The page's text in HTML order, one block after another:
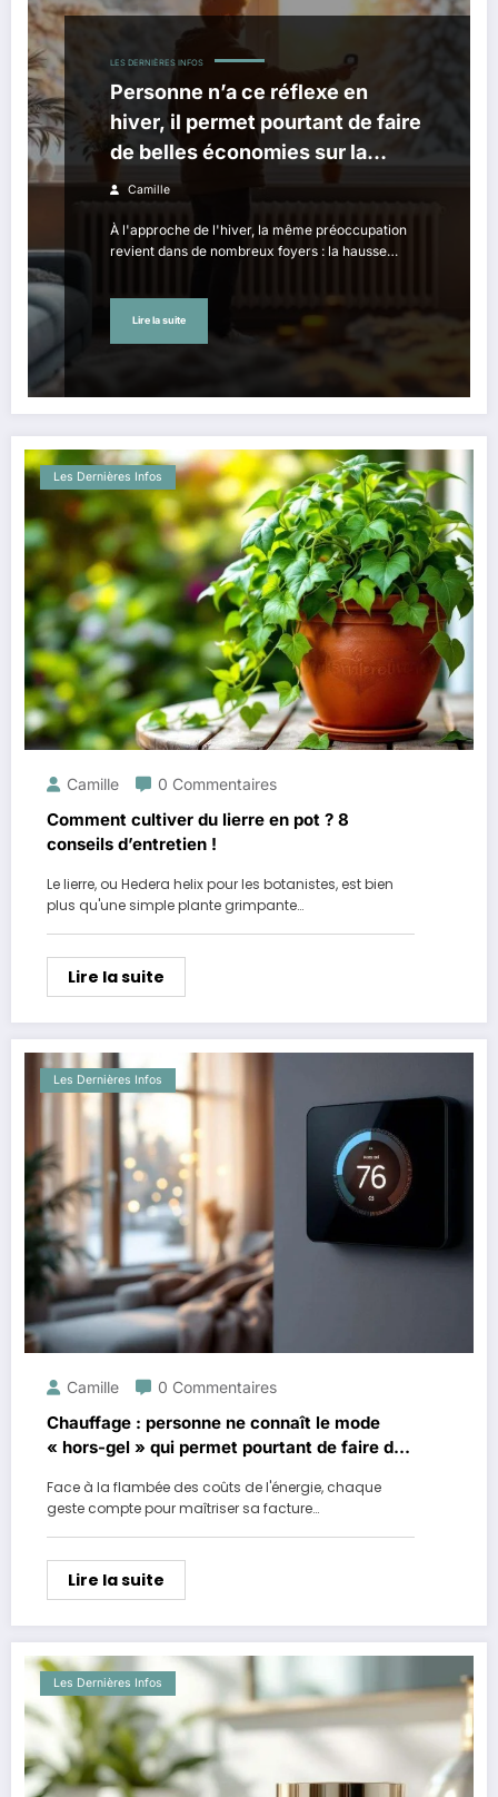
LES DERNIÈRES INFOS
Personne n’a ce réflexe en
hiver, il permet pourtant de faire
de belles économies sur la
facture d’électricité
Camille
À l'approche de l'hiver, la même préoccupation
revient dans de nombreux foyers : la hausse…
Lire la suite
Les Dernières Infos
Camille 0 Commentaires
Comment cultiver du lierre en pot ? 8
conseils d’entretien !
Le lierre, ou Hedera helix pour les botanistes, est bien
plus qu'une simple plante grimpante…
Lire la suite
Les Dernières Infos
Camille 0 Commentaires
Chauffage : personne ne connaît le mode
« hors-gel » qui permet pourtant de faire de
Face à la flambée des coûts de l'énergie, chaque
geste compte pour maîtriser sa facture…
Lire la suite
Les Dernières Infos